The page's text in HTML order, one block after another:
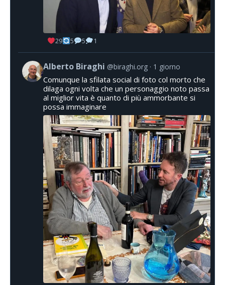
29 5 5 1
Alberto Biraghi @biraghi.org 1 giorno
Comunque la sfilata social di foto col morto che
dilaga ogni volta che un personaggio noto passa
al miglior vita è quanto di più ammorbante si
possa immaginare